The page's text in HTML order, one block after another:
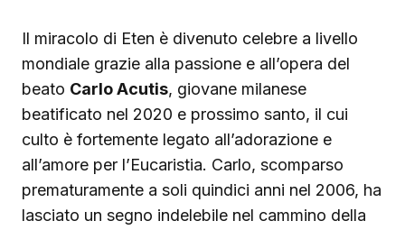
Il miracolo di Eten è divenuto celebre a livello
mondiale grazie alla passione e all’opera del
beato Carlo Acutis, giovane milanese
beatificato nel 2020 e prossimo santo, il cui
culto è fortemente legato all’adorazione e
all’amore per l’Eucaristia. Carlo, scomparso
prematuramente a soli quindici anni nel 2006, ha
lasciato un segno indelebile nel cammino della